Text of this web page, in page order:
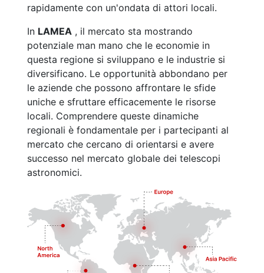
rapidamente con un'ondata di attori locali.
In LAMEA , il mercato sta mostrando
potenziale man mano che le economie in
questa regione si sviluppano e le industrie si
diversificano. Le opportunità abbondano per
le aziende che possono affrontare le sfide
uniche e sfruttare efficacemente le risorse
locali. Comprendere queste dinamiche
regionali è fondamentale per i partecipanti al
mercato che cercano di orientarsi e avere
successo nel mercato globale dei telescopi
astronomici.